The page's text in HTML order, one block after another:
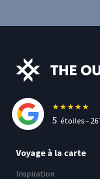
★★★★★
5 étoiles -
Voyage à la carte
Inspiration